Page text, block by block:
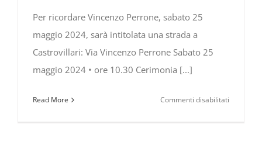
Per ricordare Vincenzo Perrone, sabato 25
maggio 2024, sarà intitolata una strada a
Castrovillari: Via Vincenzo Perrone Sabato 25
maggio 2024 • ore 10.30 Cerimonia [...]
Read More Commenti disabilitati